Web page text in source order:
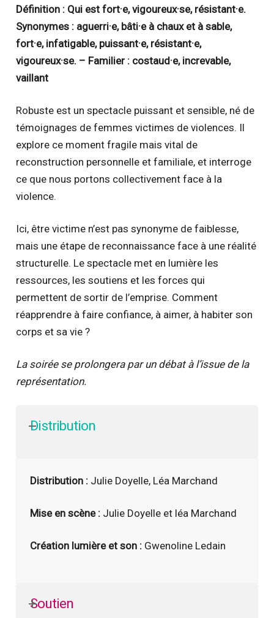
Définition : Qui est fort·e, vigoureux·se, résistant·e.
Synonymes : aguerri·e, bâti·e à chaux et à sable,
fort·e, infatigable, puissant·e, résistant·e,
vigoureux·se. – Familier : costaud·e, increvable,
vaillant
Robuste est un spectacle puissant et sensible, né de
témoignages de femmes victimes de violences. Il
explore ce moment fragile mais vital de
reconstruction personnelle et familiale, et interroge
ce que nous portons collectivement face à la
violence.
Ici, être victime n’est pas synonyme de faiblesse,
mais une étape de reconnaissance face à une réalité
structurelle. Le spectacle met en lumière les
ressources, les soutiens et les forces qui
permettent de sortir de l’emprise. Comment
réapprendre à faire confiance, à aimer, à habiter son
corps et sa vie ?
La soirée se prolongera par un débat à l’issue de la
représentation.
Distribution
Distribution : Julie Doyelle, Léa Marchand
Mise en scène : Julie Doyelle et léa Marchand
Création lumière et son : Gwenoline Ledain
Soutien